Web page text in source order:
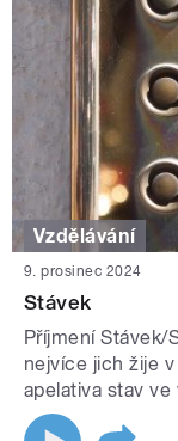
Vzdělávání
9. prosinec 2024
Stávek
Příjmení Stávek/
nejvíce jich žije
apelativa stav ve